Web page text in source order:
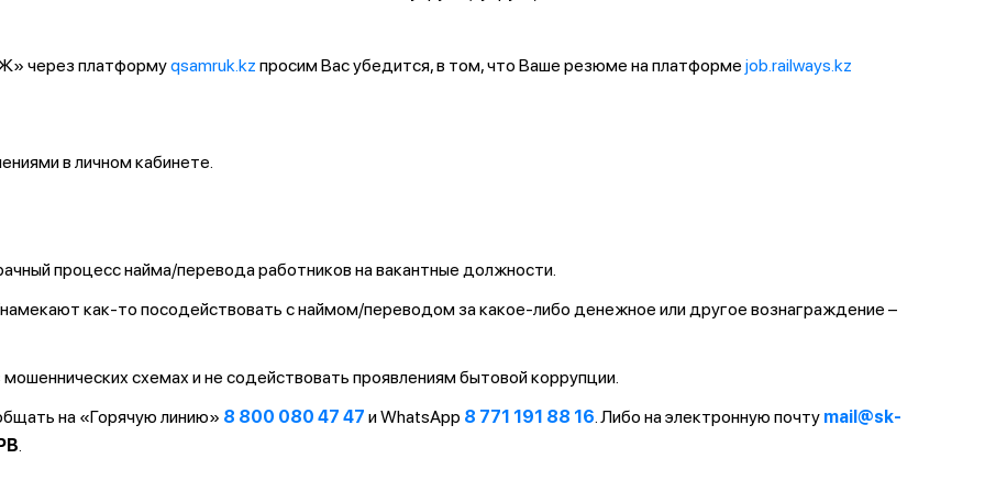
через платформуqsamruk.kz просим Вас убедится, в том, что Ваше резюме на платформе job.railways.kz
в личном кабинете.
процесс найма/перевода работников на вакантные должности.
как-то посодействовать с наймом/переводом за какое-либо денежное или другое вознаграждение –
схемах и не содействовать проявлениям бытовой коррупции.
на «Горячую линию» 8 800 080 47 47 и WhatsApp 8 771 191 88 16. Либо на электронную почту mail@sk-
.